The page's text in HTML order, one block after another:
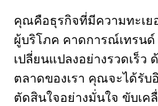
คุณคือธุรกิจที่มีความทะเย
ผู้บริโภค คาดการณ์เทรน
เปลี่ยนแปลงอย่างรวดเร็ว
ตลาดของเรา คุณจะได้รับ
ตัดสินใจอย่างมั่นใจ ขับเค